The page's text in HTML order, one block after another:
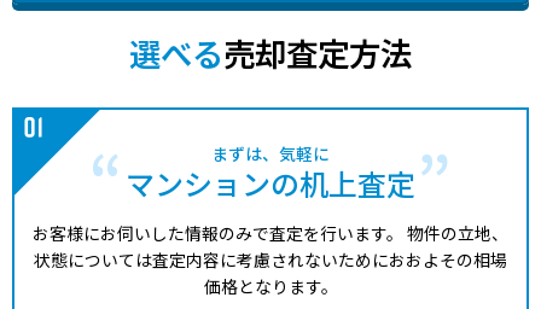
選べる売却査定方法
まずは、気軽に
マンションの机上査定
お客様にお伺いした情報のみで査定を行います。 物件の立地、
状態については査定内容に考慮されないためにおおよその相場
価格となります。